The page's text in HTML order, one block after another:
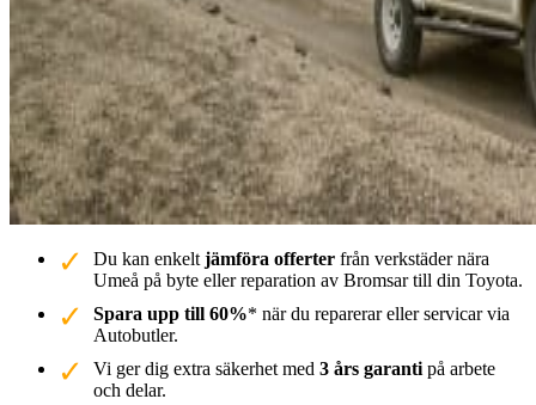
Du kan enkelt jämföra offerter från verkstäder nära
Umeå på byte eller reparation av Bromsar till din Toyota.
Spara upp till 60%* när du reparerar eller servicar via
Autobutler.
Vi ger dig extra säkerhet med 3 års garanti på arbete
och delar.